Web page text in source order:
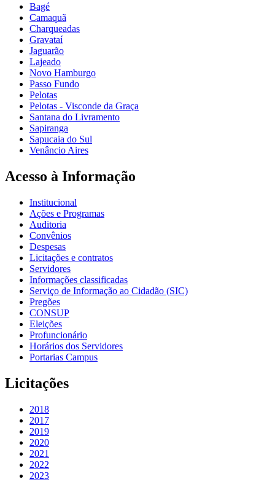
Bagé
Camaquã
Charqueadas
Gravataí
Jaguarão
Lajeado
Novo Hamburgo
Passo Fundo
Pelotas
Pelotas - Visconde da Graça
Santana do Livramento
Sapiranga
Sapucaia do Sul
Venâncio Aires
Acesso à Informação
Institucional
Ações e Programas
Auditoria
Convênios
Despesas
Licitações e contratos
Servidores
Informações classificadas
Serviço de Informação ao Cidadão (SIC)
Pregões
CONSUP
Eleições
Profuncionário
Horários dos Servidores
Portarias Campus
Licitações
2018
2017
2019
2020
2021
2022
2023